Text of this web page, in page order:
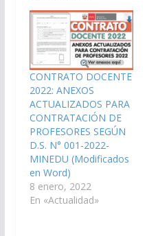
CONTRATO DOCENTE
2022: ANEXOS
ACTUALIZADOS PARA
CONTRATACIÓN DE
PROFESORES SEGÚN
D.S. N° 001-2022-
MINEDU (Modificados
en Word)
8 enero, 2022
En «Actualidad»